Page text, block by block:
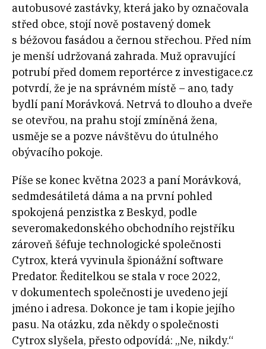
autobusové zastávky, která jako by označovala
střed obce, stojí nově postavený domek
s béžovou fasádou a černou střechou. Před ním
je menší udržovaná zahrada. Muž opravující
potrubí před domem reportérce z investigace.cz
potvrdí, že je na správném místě – ano, tady
bydlí paní Morávková. Netrvá to dlouho a dveře
se otevřou, na prahu stojí zmíněná žena,
usměje se a pozve návštěvu do útulného
obývacího pokoje.
Píše se konec května 2023 a paní Morávková,
sedmdesátiletá dáma a na první pohled
spokojená penzistka z Beskyd, podle
severomakedonského obchodního rejstříku
zároveň šéfuje technologické společnosti
Cytrox, která vyvinula špionážní software
Predator. Ředitelkou se stala v roce 2022,
v dokumentech společnosti je uvedeno její
jméno i adresa. Dokonce je tam i kopie jejího
pasu. Na otázku, zda někdy o společnosti
Cytrox slyšela, přesto odpovídá: „Ne, nikdy.“